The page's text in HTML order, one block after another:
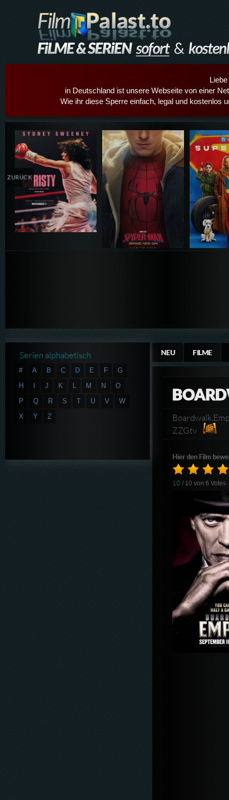
in Deutschland ist unsere Webseite von einer
Wie ihr diese Sperre einfach, legal und kostenlos
Details,Play Details,Play
ZURÜCK
NEU FILME
ZZGtv
Hier den Film
10 / 10 von6 Votes
Serien alphabetisch
# A B C D E F
G
H
I J K L M N
O
P
Q R S T U V
W
X
Y Z